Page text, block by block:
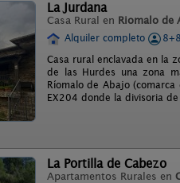
La Jurdana
Casa Rural en Riomalo de
Alquiler completo
Casa rural enclavada en la
de las Hurdes una zona
Ríomalo de Abajo
EX204 donde la divisoria
La Portilla de Cabezo
Apartamentos Rurales en